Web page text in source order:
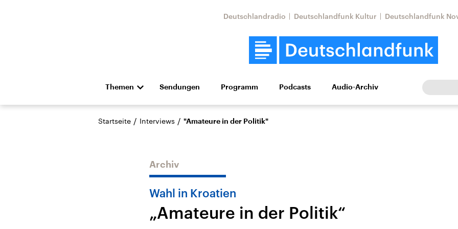
Deutschlandradio Deutschlandfunk Kultur Deutschlandfunk
Themen
Die Nachrichten Politik Wirtschaft Wissen Kultur Europa
Hörspiel und Feature Musik
Landtagswahl Sachsen-
Anhalt 2026
USA
Nahostkonflikt
Sendungen Programm Podcasts Audio-Archiv
Startseite / Interviews / "Amateure in der Politik"
Archiv
Wahl in Kroatien
„Amateure in der Politik“